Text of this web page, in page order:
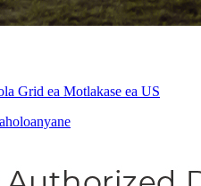
Grid ea Motlakase ea US